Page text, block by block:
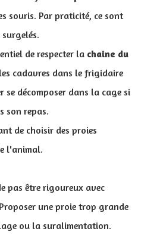
souris. Par praticité, ce sont
de respecter la chaine du
cadavres dans le frigidaire
se décomposer dans la cage si
son repas.
de choisir des proies
l'animal.
pas être rigoureux avec
une proie trop grande
ou la suralimentation.